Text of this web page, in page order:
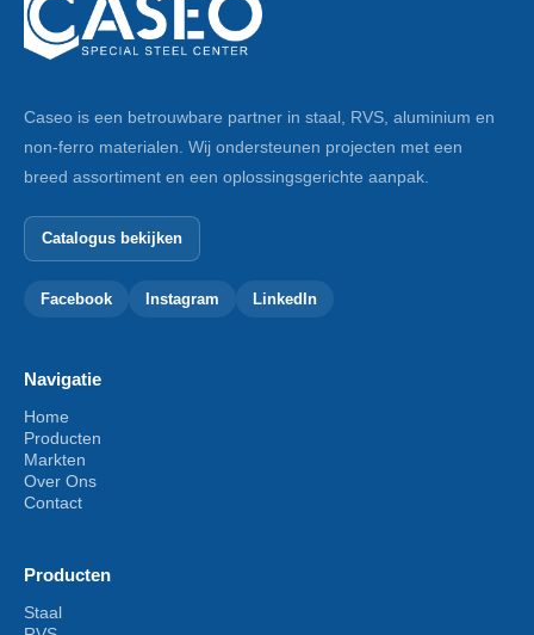
Caseo is een betrouwbare partner in staal, RVS, aluminium en
non-ferro materialen. Wij ondersteunen projecten met een
breed assortiment en een oplossingsgerichte aanpak.
Catalogus bekijken
Facebook Instagram LinkedIn
Navigatie
Home
Producten
Markten
Over Ons
Contact
Producten
Staal